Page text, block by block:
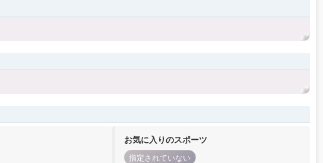
お気に入りのスポーツ
指定されていない